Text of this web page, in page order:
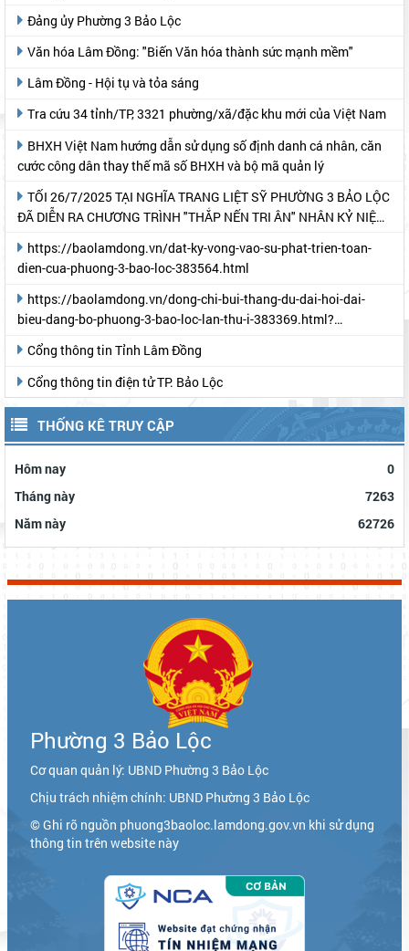
Đảng ủy Phường 3 Bảo Lộc
Văn hóa Lâm Đồng: "Biến Văn hóa thành sức mạnh mềm"
Lâm Đồng - Hội tụ và tỏa sáng
Tra cứu 34 tỉnh/TP, 3321 phường/xã/đặc khu mới của Việt Nam
cước công dân thay thế mã số BHXH và bộ mã quản lý
ĐÃ DIỄN RA CHƯƠNG TRÌNH "THẮP NẾN TRI ÂN" NHÂN KỶ NIỆM
dien-cua-phuong-3-bao-loc-383564.html
bieu-dang-bo-phuong-3-bao-loc-lan-thu-i-383369.html?
Cổng thông tin Tỉnh Lâm Đồng
Cổng thông tin điện tử TP. Bảo Lộc
THỐNG KÊ TRUY CẬP
Hôm nay
0
Tháng này
7263
Năm này
62726
Phường 3 Bảo Lộc
Cơ quan quản lý: UBND Phường 3 Bảo Lộc
Chịu trách nhiệm chính: UBND Phường 3 Bảo Lộc
© Ghi rõ nguồn phuong3baoloc.lamdong.gov.vn khi sử dụng
thông tin trên website này